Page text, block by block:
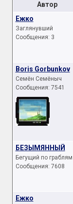
Автор
Ежко
Заглянувший
Сообщения: 3
Boris Gorbunkov
Семён Семёныч
Сообщения: 7541
БЕЗЫМЯННЫЙ
Бегущий по граблям
Сообщения: 7608
Ежко